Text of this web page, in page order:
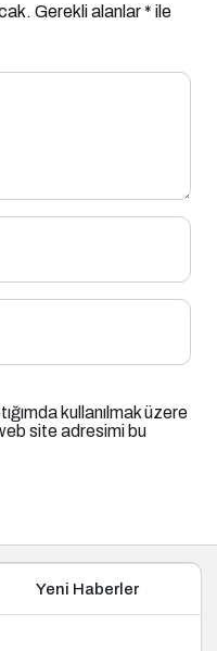
Gerekli alanlar* ile
kullanılmak üzere
site adresimi bu
Yeni Haberler